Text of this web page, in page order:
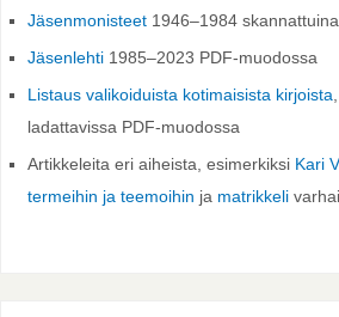
Jäsenmonisteet1946–1984
Jäsenlehti1985–2023 PDF-muodossa
Listaus valikoiduista kotimaisista kirjoista
ladattavissa PDF-muodossa
Artikkeleita eri aiheista, esimerkiksi Kari
termeihin ja teemoihin ja matrikkeli